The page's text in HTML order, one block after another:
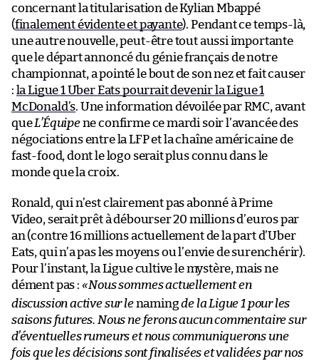
concernant la titularisation de Kylian Mbappé
(finalement évidente et payante). Pendant ce temps-là,
une autre nouvelle, peut-être tout aussi importante
que le départ annoncé du génie français de notre
championnat, a pointé le bout de son nez et fait causer
: la Ligue 1 Uber Eats pourrait devenir la Ligue 1
McDonald’s. Une information dévoilée par RMC, avant
queL’Équipene confirme ce mardi soir l’avancée des
négociations entre la LFP et la chaîne américaine de
fast-food, dont le logo serait plus connu dans le
monde que la croix.
Ronald, qui n’est clairement pas abonné à Prime
Video, serait prêt à débourser 20 millions d’euros par
an (contre 16 millions actuellement de la part d’Uber
Eats, qui n’a pas les moyens ou l’envie de surenchérir).
Pour l’instant, la Ligue cultive le mystère, mais ne
dément pas : «Nous sommes actuellement en
discussion active sur lenamingde la Ligue 1 pour les
saisons futures. Nous ne ferons aucun commentaire sur
d’éventuelles rumeurs et nous communiquerons une
fois que les décisions sont finalisées et validées par nos